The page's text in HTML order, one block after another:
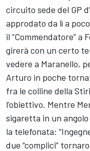
circuito sede del GP
approdato da lì a
il “Commendatore” a
girerà con un certo
vedere a Maranello,
Arturo in poche
fra le colline della
l’obiettivo. Mentre
sigaretta in un
la telefonata:
due “complici”